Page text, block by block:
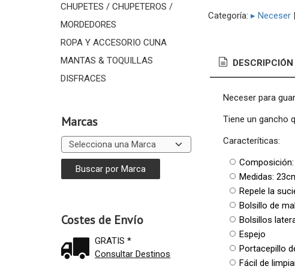
CHUPETES / CHUPETEROS /
MORDEDORES
ROPA Y ACCESORIO CUNA
MANTAS & TOQUILLAS
DISFRACES
Marcas
Costes de Envío
GRATIS *
Consultar Destinos
Categoría: ▸ Neceser|
DESCRIPCIÓN
Neceser para
Tiene un gancho
Caracteríticas:
Medidas:
Repele la
Bolsillo de
Bolsillos
Espejo
Portacepillo
Fácil de